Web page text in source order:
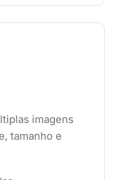
imagens
tamanho e